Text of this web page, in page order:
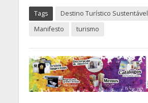
Tags Destino Turístico Sustentável
Manifesto
turismo